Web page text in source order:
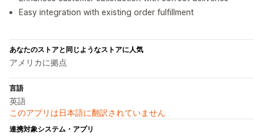
Easy integration with existing order fulfillment
あなたのストアと同じようなストアに人気
アメリカに拠点
言語
英語
このアプリは日本語に翻訳されていません
連携対象システム・アプリ